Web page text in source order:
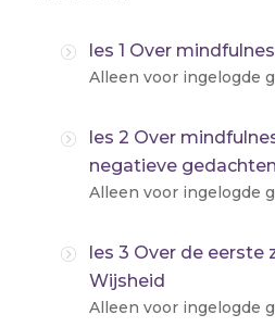
les 1 Over
Alleen voor ingelogde
les 2 Over
negatieve gedachten
Alleen voor ingelogde
les 3 Over de eerste
Wijsheid
Alleen voor ingelogde